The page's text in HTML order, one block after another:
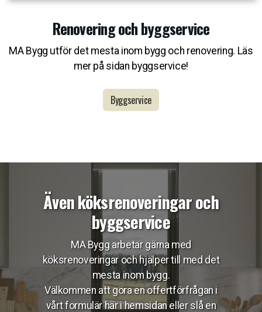
Renovering och byggservice
MA Bygg utför det mesta inom bygg och renovering. Läs
mer på sidan byggservice!
Byggservice
Även köksrenoveringar och
byggservice
MA Bygg arbetar gärna med
köksrenoveringar och hjälper till med det
mesta inom bygg.
Välkommen att göra en offertförfrågan i
vårt formulär här i hemsidan eller slå en